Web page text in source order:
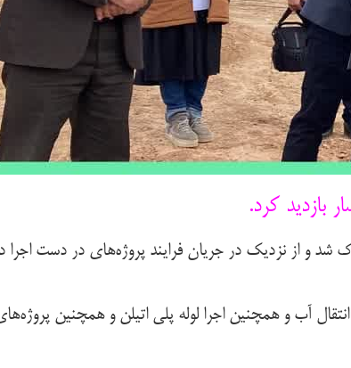
کرد.
و از نزدیک در جریان فرایند پروژه‌های در دست اجرا
آب و همچنین اجرا لوله پلی اتیلن و همچنین